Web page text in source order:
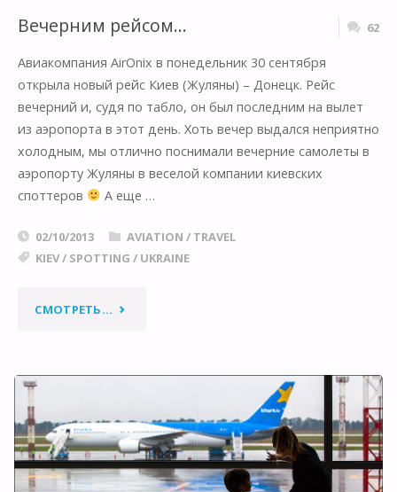
Вечерним рейсом… 62
Авиакомпания AirOnix в понедельник 30 сентября
открыла новый рейс Киев (Жуляны) – Донецк. Рейс
вечерний и, судя по табло, он был последним на вылет
из аэропорта в этот день. Хоть вечер выдался неприятно
холодным, мы отлично поснимали вечерние самолеты в
аэропорту Жуляны в веселой компании киевских
споттеров
А еще …
02/10/2013 AVIATION / TRAVEL
KIEV/ SPOTTING / UKRAINE
СМОТРЕТЬ... "ВЕЧЕРНИМ